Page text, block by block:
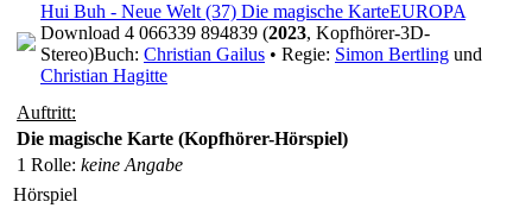
Hui Buh - Neue Welt (37) Die magische KarteEUROPA
Download 4 066339 894839 (2023, Kopfhörer-3D-
Stereo)Buch: Christian Gailus • Regie: Simon Bertling und
Christian Hagitte
Auftritt:
Die magische Karte (Kopfhörer-Hörspiel)
1 Rolle: keine Angabe
Hörspiel